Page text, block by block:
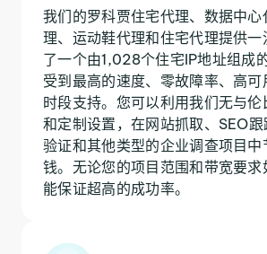
我们的罗科贾住宅代理、数据中心
理、运动鞋代理和住宅代理提供一
了一个由1,028个住宅IP地址组成
受到最高的速度、零故障率、高
时段支持。您可以利用我们无与伦
和定制设置，在网站抓取、SEO
验证和其他类型的企业调查项目中
钱。无论您的项目范围和带宽要求
能保证超高的成功率。